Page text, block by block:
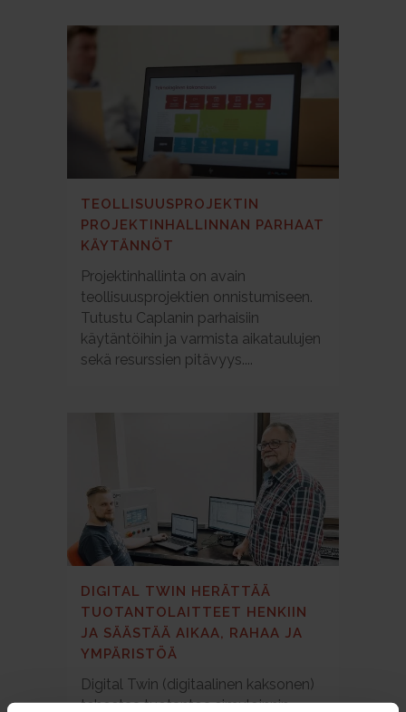
TEOLLISUUSPROJEKTIN
PROJEKTINHALLINNAN PARHAAT
KÄYTÄNNÖT
Projektinhallinta on avain
teollisuusprojektien onnistumiseen.
Tutustu Caplanin parhaisiin
käytäntöihin ja varmista aikataulujen
sekä resurssien pitävyys....
DIGITAL TWIN HERÄTTÄÄ
TUOTANTOLAITTEET HENKIIN
JA SÄÄSTÄÄ AIKAA, RAHAA JA
YMPÄRISTÖÄ
Digital Twin (digitaalinen kaksonen)
tehostaa tuotantoa simuloinnin